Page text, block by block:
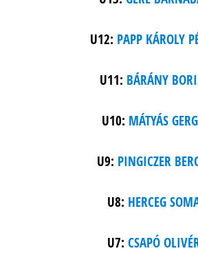
U12: PAPP KÁROLY
U11: BÁRÁNY
U10: MÁTYÁS
U9: PINGICZER
U8: HERCEG
U7:CSAPÓ